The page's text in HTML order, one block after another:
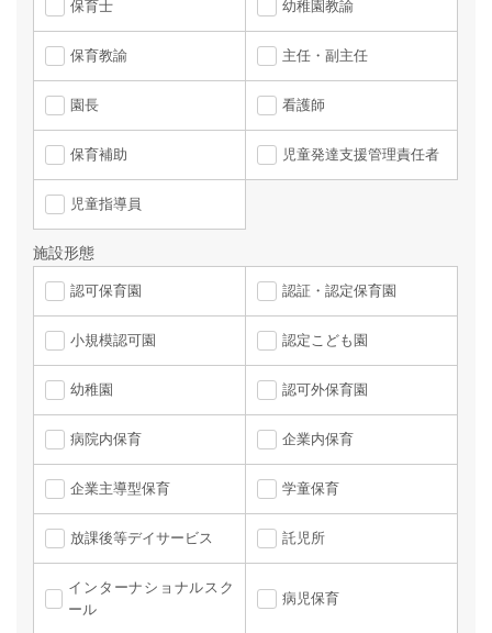
保育士 幼稚園教諭
保育教諭 主任・副主任
園長 看護師
保育補助 児童発達支援管理責任者
児童指導員
施設形態
認可保育園 認証・認定保育園
小規模認可園 認定こども園
幼稚園 認可外保育園
病院内保育 企業内保育
企業主導型保育 学童保育
放課後等デイサービス 託児所
インターナショナルスク
ール
病児保育